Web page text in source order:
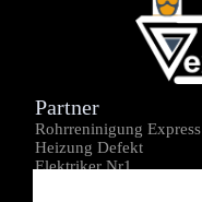
Partner
Rohrreninigung Express
Heizung Defekt
Elektriker Nr1